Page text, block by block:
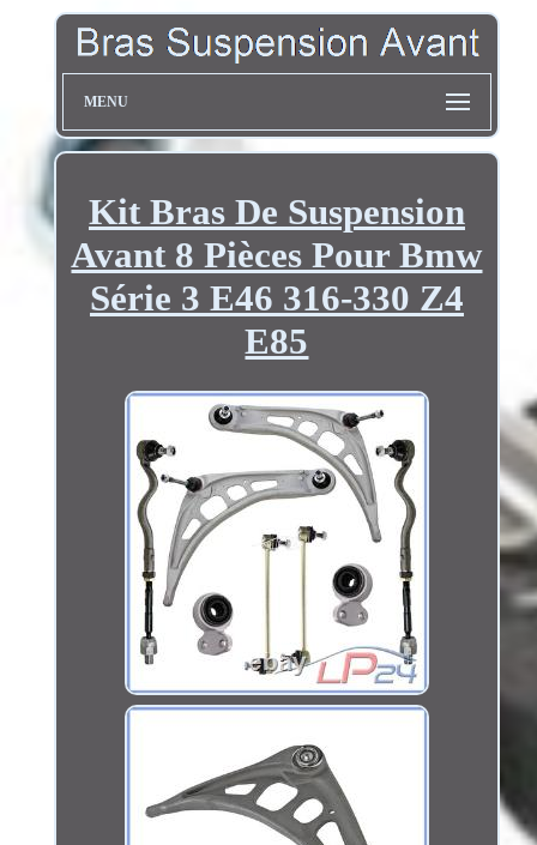
MENU
Kit Bras De Suspension
Avant 8 Pièces Pour Bmw
Série 3 E46 316-330 Z4
E85